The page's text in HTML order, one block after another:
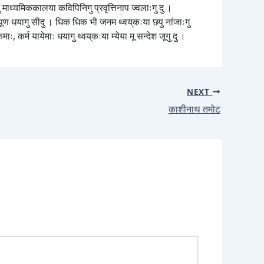
कविपिनिगु प्रवृत्तिनाप ज्वलाःगु दु ।
धयागु सीदु । धिक धिक भी जनम थ्वय्‌कःया छपु नांजाःगु
कर्म यायेमाः धयागु थ्वय्‌कःया म्येया मू सन्देश जूगु दु ।
NEXT
काशीनाथ तमोट